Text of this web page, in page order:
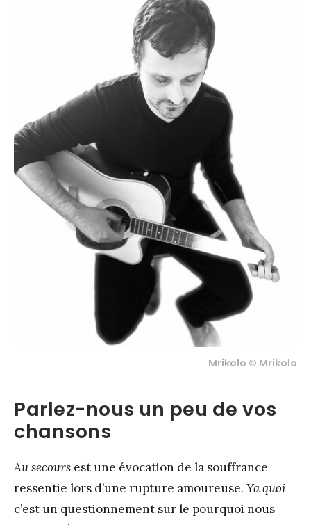
Mrikolo © Mrikolo
Parlez-nous un peu de vos
chansons
Au secours est une évocation de la souffrance
ressentie lors d’une rupture amoureuse. Ya quoi
c’est un questionnement sur le pourquoi nous